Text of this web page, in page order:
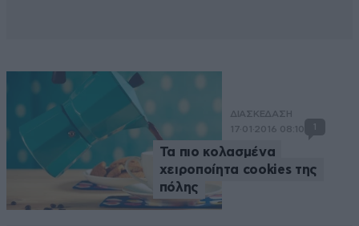
ΔΙΑΣΚΕΔΑΣΗ
17·01·2016 08:10
Τα πιο κολασμένα
χειροποίητα cookies της
πόλης